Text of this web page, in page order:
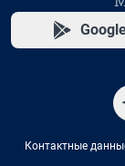
Контактные